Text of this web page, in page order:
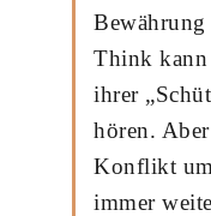
Bewährung
Think kann
ihrer
hören.
Konflikt
immer